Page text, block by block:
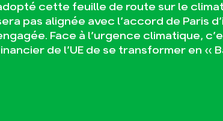
cette feuille de route sur le
pas alignée avec l’accord de Paris
Face à l’urgence climatique,
de l’UE de se transformer en «